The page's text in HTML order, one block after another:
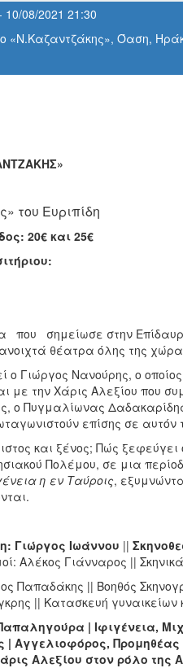
10/08/2021 21:30
«Ν.Καζαντζάκης», Όαση,
του Ευριπίδη
20€ και 25€
σημείωσε στην
θέατρα όλης της
ο Γιώργος Νανούρης, ο
με την Χάρις Αλεξίου που
ο Πυγμαλίωνας
επίσης σε αυτόν
και ξένος; Πώς
Πολέμου, σε μια
η εν Ταύροις,
Γιώργος Ιωάννου ||
Αλέκος Γιάνναρος ||
Παπαδάκης || Βοηθός
|| Κατασκευή γυναικείων
| Ιφιγένεια,
Αγγελιοφόρος,
Αλεξίου στον ρόλο της